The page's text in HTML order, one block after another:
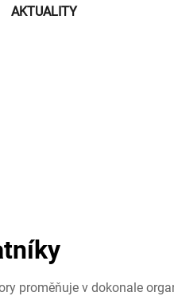
AKTUALITY
proměňuje v dokonale